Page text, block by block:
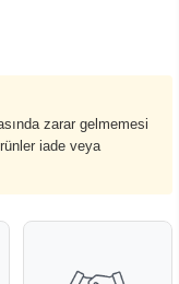
zarar gelmemesi
iade veya